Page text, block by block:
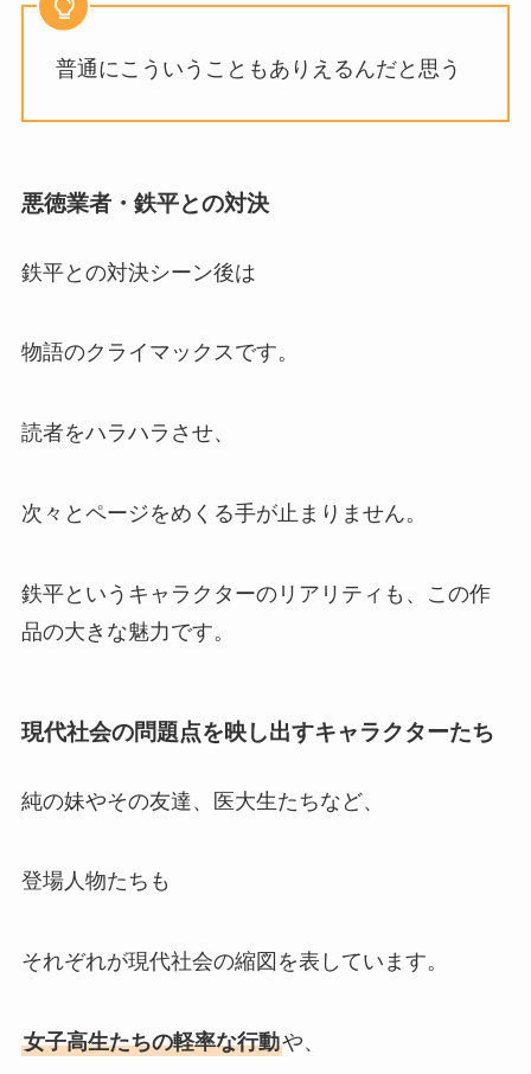
普通にこういうこともありえるんだと思う
悪徳業者・鉄平との対決
鉄平との対決シーン後は
物語のクライマックスです。
読者をハラハラさせ、
次々とページをめくる手が止まりません。
鉄平というキャラクターのリアリティも、この作
品の大きな魅力です。
現代社会の問題点を映し出すキャラクターたち
純の妹やその友達、医大生たちなど、
登場人物たちも
それぞれが現代社会の縮図を表しています。
女子高生たちの軽率な行動や、